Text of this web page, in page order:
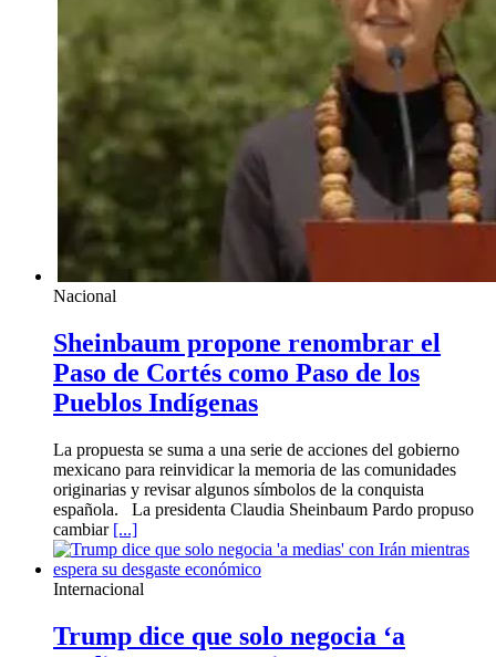
Nacional
Sheinbaum propone renombrar el
Paso de Cortés como Paso de los
Pueblos Indígenas
La propuesta se suma a una serie de acciones del gobierno
mexicano para reinvidicar la memoria de las comunidades
originarias y revisar algunos símbolos de la conquista
española. La presidenta Claudia Sheinbaum Pardo propuso
cambiar [...]
Internacional
Trump dice que solo negocia ‘a